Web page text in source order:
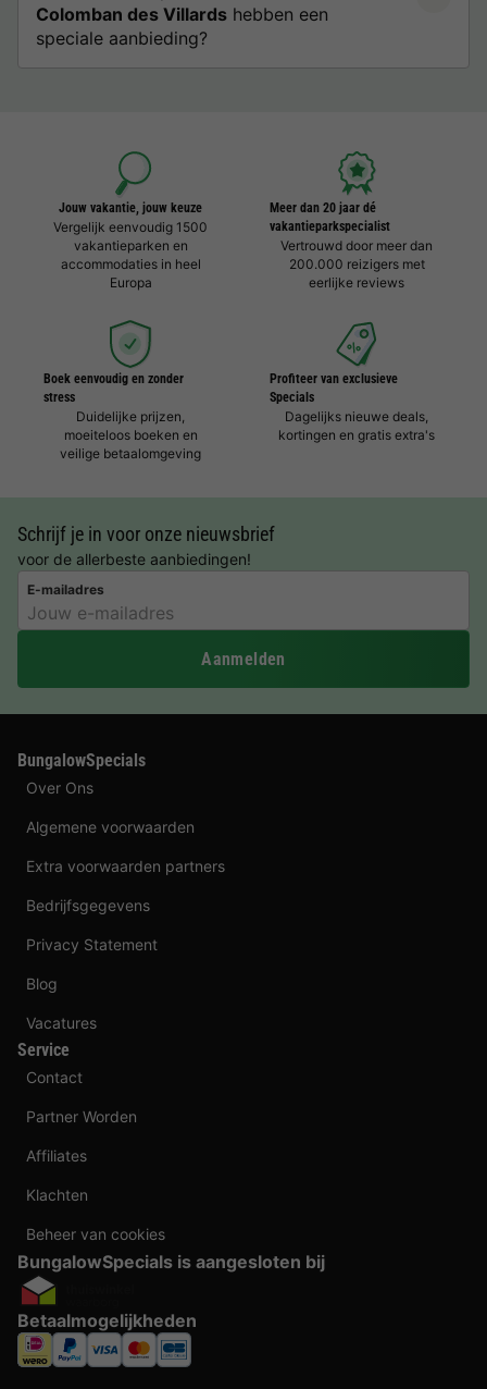
Colomban des Villards hebben een
speciale aanbieding?
Jouw vakantie, jouw keuze
Vergelijk eenvoudig 1500
vakantieparken en
accommodaties in heel
Europa
Meer dan 20 jaar dé
vakantieparkspecialist
Vertrouwd door meer dan
200.000 reizigers met
eerlijke reviews
Boek eenvoudig en zonder
stress
Duidelijke prijzen,
moeiteloos boeken en
veilige betaalomgeving
Profiteer van exclusieve
Specials
Dagelijks nieuwe deals,
kortingen en gratis extra's
Schrijf je in voor onze nieuwsbrief
voor de allerbeste aanbiedingen!
E-mailadres
Aanmelden
BungalowSpecials
Over Ons
Algemene voorwaarden
Extra voorwaarden partners
Bedrijfsgegevens
Privacy Statement
Blog
Vacatures
Service
Contact
Partner Worden
Affiliates
Klachten
Beheer van cookies
BungalowSpecials is aangesloten bij
Betaalmogelijkheden